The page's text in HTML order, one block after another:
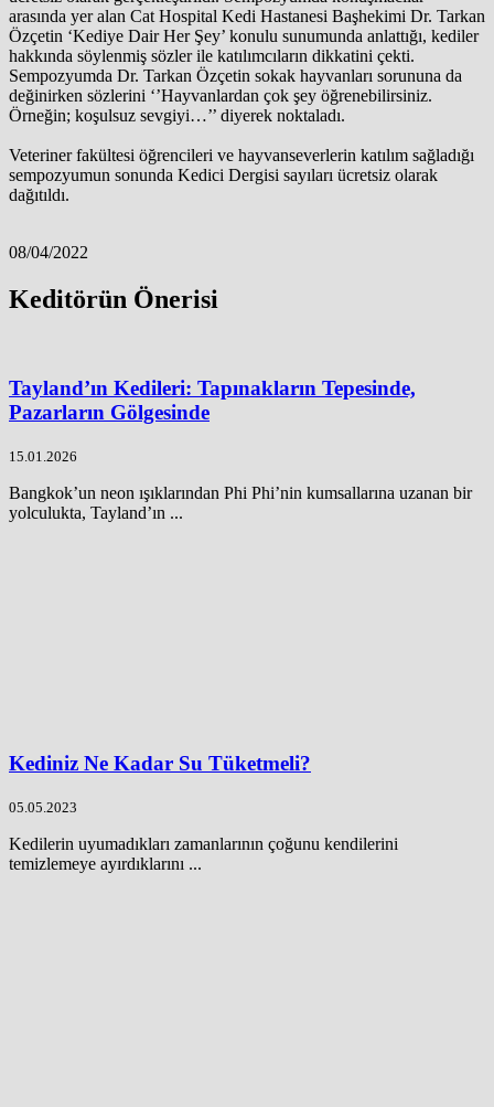
arasında yer alan Cat Hospital Kedi Hastanesi Başhekimi Dr. Tarkan
Özçetin ‘Kediye Dair Her Şey’ konulu sunumunda anlattığı, kediler
hakkında söylenmiş sözler ile katılımcıların dikkatini çekti.
Sempozyumda Dr. Tarkan Özçetin sokak hayvanları sorununa da
değinirken sözlerini ‘’Hayvanlardan çok şey öğrenebilirsiniz.
Örneğin; koşulsuz sevgiyi…’’ diyerek noktaladı.
Veteriner fakültesi öğrencileri ve hayvanseverlerin katılım sağladığı
sempozyumun sonunda Kedici Dergisi sayıları ücretsiz olarak
dağıtıldı.
08/04/2022
Keditörün Önerisi
Tayland’ın Kedileri: Tapınakların Tepesinde,
Pazarların Gölgesinde
15.01.2026
Bangkok’un neon ışıklarından Phi Phi’nin kumsallarına uzanan bir
yolculukta, Tayland’ın ...
Kediniz Ne Kadar Su Tüketmeli?
05.05.2023
Kedilerin uyumadıkları zamanlarının çoğunu kendilerini
temizlemeye ayırdıklarını ...